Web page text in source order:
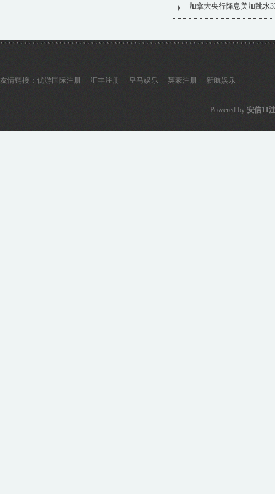
加拿大央行降息美加跳水
友情链接： 优游国际注册 汇丰注册 皇马娱乐 英豪注册 新航娱乐
Powered by 安信11